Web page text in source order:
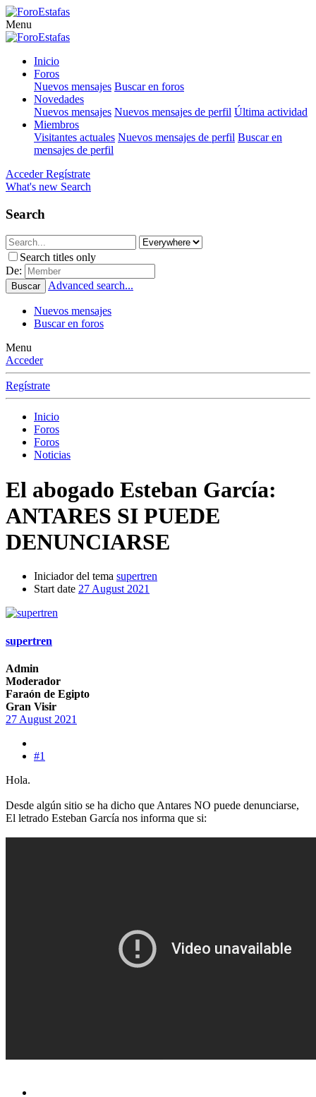
Menu
Inicio
Foros
Nuevos mensajes Buscar en foros
Novedades
Nuevos mensajes Nuevos mensajes de perfil Última actividad
Miembros
Visitantes actuales Nuevos mensajes de perfil Buscar en
mensajes de perfil
Acceder Regístrate
What's new Search
Search
Search titles only
De:
Buscar Advanced search...
Nuevos mensajes
Buscar en foros
Menu
Acceder
Regístrate
Inicio
Foros
Foros
Noticias
El abogado Esteban García:
ANTARES SI PUEDE
DENUNCIARSE
Iniciador del tema supertren
Start date 27 August 2021
supertren
Admin
Moderador
Faraón de Egipto
Gran Visir
27 August 2021
#1
Hola.
Desde algún sitio se ha dicho que Antares NO puede denunciarse,
El letrado Esteban García nos informa que si: